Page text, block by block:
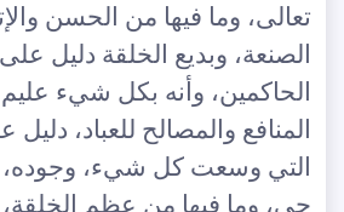
تعالى، وما فيها من الحسن
الصنعة، وبديع الخلقة دليل
الحاكمين، وأنه بكل شيء
المنافع والمصالح للعباد،
التي وسعت كل شيء،
حي، وما فيها من عظم الخلقة،